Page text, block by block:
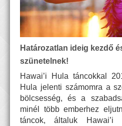
Határozatlan ideig kezdő
szünetelnek!
Hawai’i Hula táncokkal
Hula jelenti számomra a
bölcsesség, és a
minél több emberhez
táncok, általuk